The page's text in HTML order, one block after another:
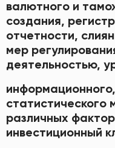
валютного и
создания,
отчетности,
мер
деятельностью,
статистического
различных
инвестиционный